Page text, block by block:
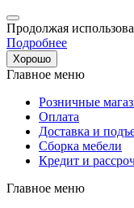
Продолжая
Подробнее
Хорошо
Главное меню
Розничные
Оплата
Доставка и
Сборка мебели
Кредит и
Главное меню